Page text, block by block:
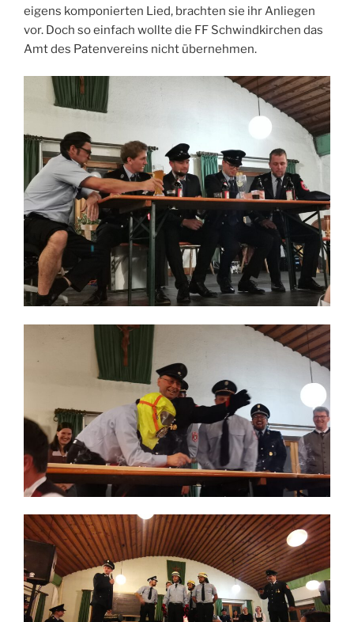
eigens komponierten Lied, brachten sie ihr Anliegen
vor. Doch so einfach wollte die FF Schwindkirchen das
Amt des Patenvereins nicht übernehmen.